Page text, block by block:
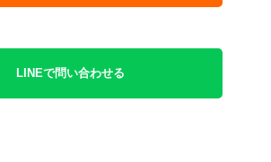
LINEで問い合わせる